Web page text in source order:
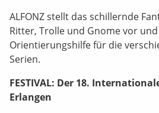
ALFONZ stellt das schillernde
Ritter, Trolle und Gnome vor
Orientierungshilfe für die
Serien.
FESTIVAL: Der 18.
Erlangen